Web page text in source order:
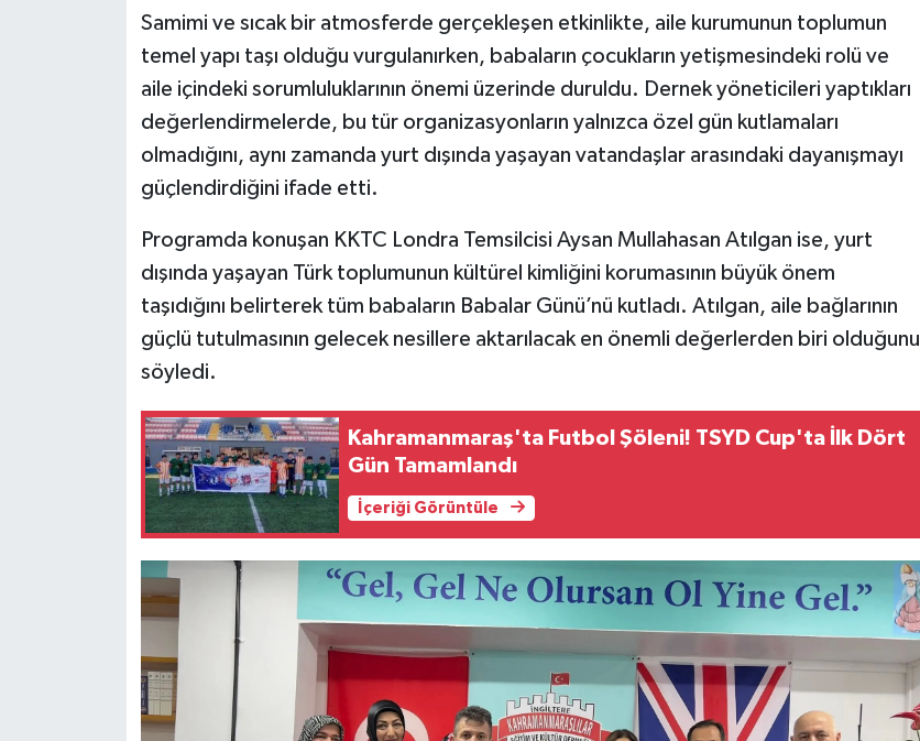
Samimi ve sıcak bir atmosferde gerçekleşen etkinlikte, aile kurumunun toplumun
temel yapı taşı olduğu vurgulanırken, babaların çocukların yetişmesindeki rolü ve
aile içindeki sorumluluklarının önemi üzerinde duruldu. Dernek yöneticileri yaptıkları
değerlendirmelerde, bu tür organizasyonların yalnızca özel gün kutlamaları
olmadığını, aynı zamanda yurt dışında yaşayan vatandaşlar arasındaki dayanışmayı
güçlendirdiğini ifade etti.
Programda konuşan KKTC Londra Temsilcisi Aysan Mullahasan Atılgan ise, yurt
dışında yaşayan Türk toplumunun kültürel kimliğini korumasının büyük önem
taşıdığını belirterek tüm babaların Babalar Günü’nü kutladı. Atılgan, aile bağlarının
güçlü tutulmasının gelecek nesillere aktarılacak en önemli değerlerden biri olduğunu
söyledi.
Kahramanmaraş'ta Futbol Şöleni! TSYD Cup'ta İlk Dört
Gün Tamamlandı
İçeriği Görüntüle
BÖLGEDEN
BİLİM VE TEKNOLOJİ
YARIŞMALAR
HABERDE İNSAN